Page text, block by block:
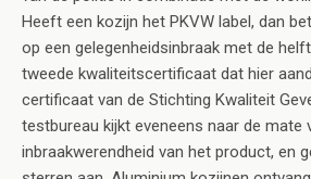
Heeft een kozijn het PKVW label, dan
op een gelegenheidsinbraak met de
tweede kwaliteitscertificaat dat hier
certificaat van de Stichting Kwaliteit
testbureau kijkt eveneens naar de mate
inbraakwerendheid van het product, en